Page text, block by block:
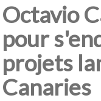
Octavio
pour
projets
Canaries